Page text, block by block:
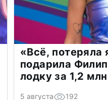
«Всё,
подарила
лодку за 1,2
5 августа 192